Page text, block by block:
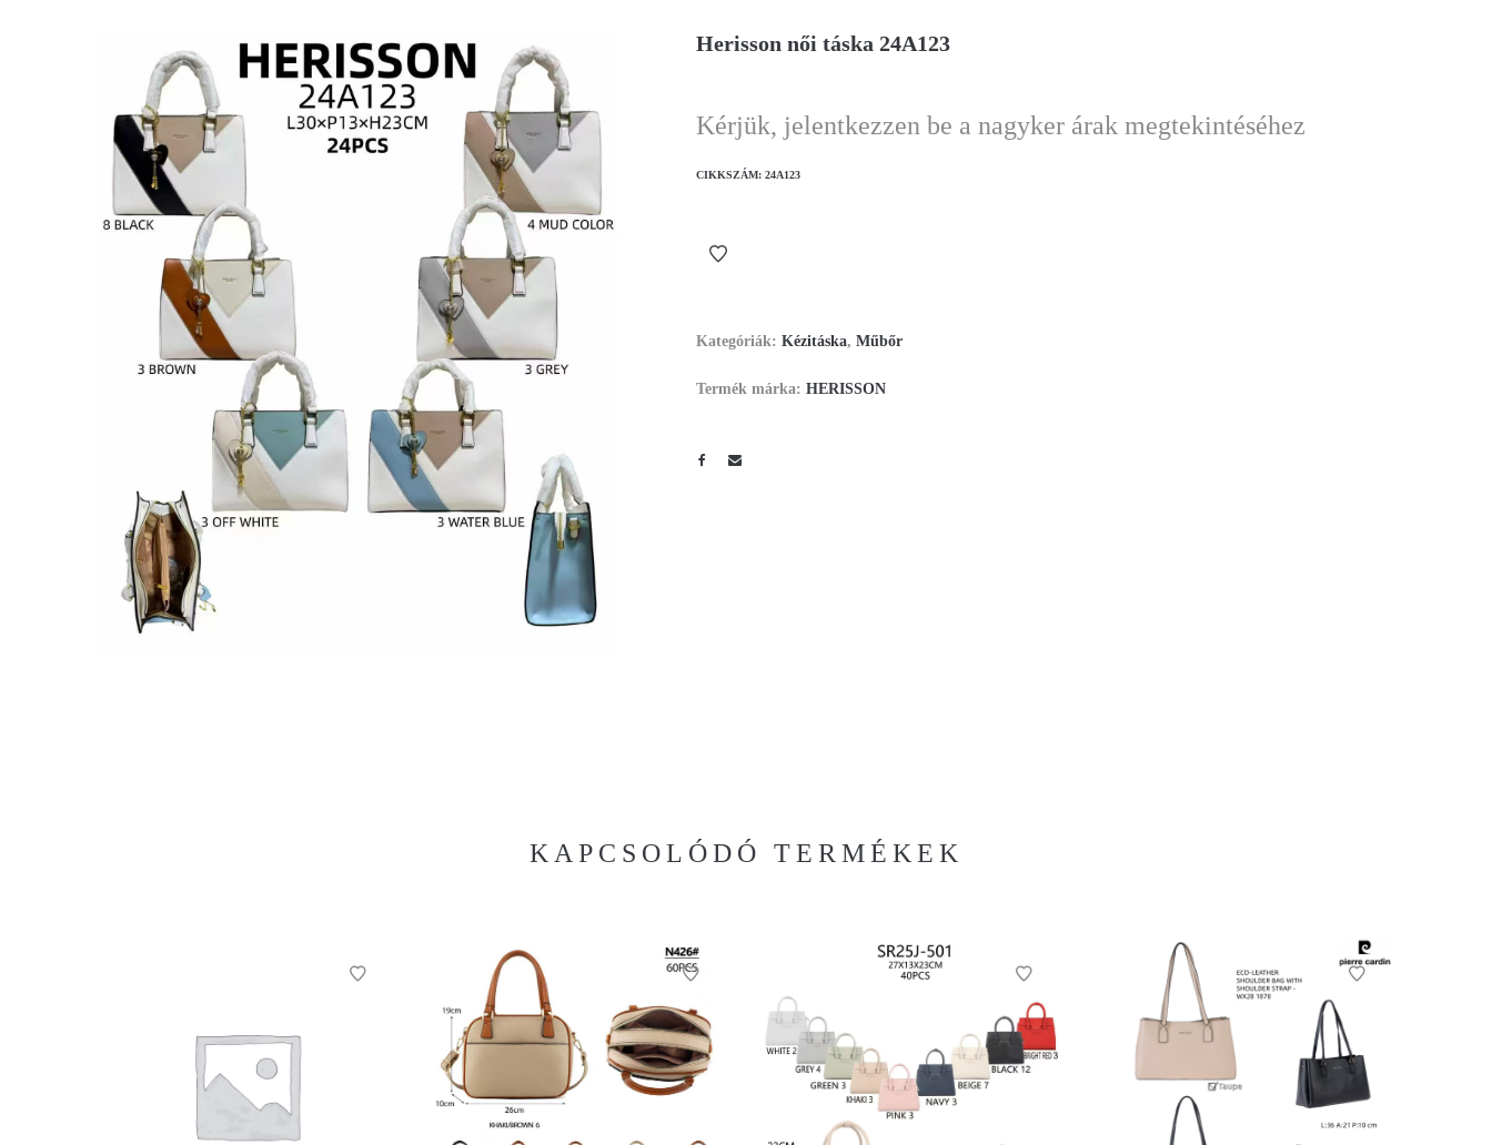
Herisson női táska 24A123
Kérjük, jelentkezzen be a nagyker árak megtekintéséhez
CIKKSZÁM: 24A123
Kategóriák: Kézitáska, Műbőr
Termék márka: HERISSON
KAPCSOLÓDÓ TERMÉKEK